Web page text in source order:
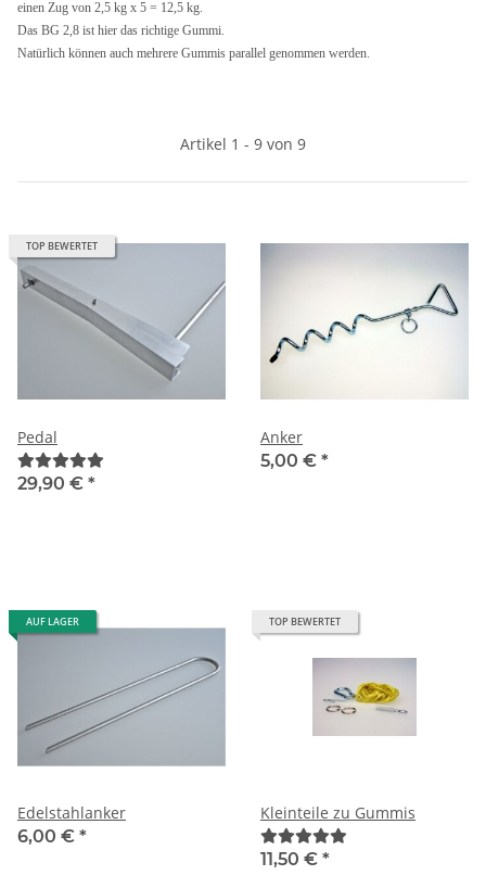
einen Zug von 2,5 kg x 5 = 12,5 kg.
Das BG 2,8 ist hier das richtige Gummi.
Natürlich können auch mehrere Gummis parallel genommen werden.
Artikel 1 - 9 von 9
TOP BEWERTET
Pedal
29,90 € *
Anker
5,00 € *
AUF LAGER
Edelstahlanker
6,00 € *
TOP BEWERTET
Kleinteile zu Gummis
11,50 € *